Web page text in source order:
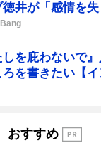
井が「感情を
を庇わないで
を書きたい【イ
おすすめ